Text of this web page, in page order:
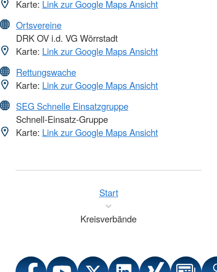
Karte: Link zur Google Maps Ansicht
Ortsvereine
DRK OV i.d. VG Wörrstadt
Karte: Link zur Google Maps Ansicht
Rettungswache
Karte: Link zur Google Maps Ansicht
SEG Schnelle Einsatzgruppe
Schnell-Einsatz-Gruppe
Karte: Link zur Google Maps Ansicht
Start
Kreisverbände